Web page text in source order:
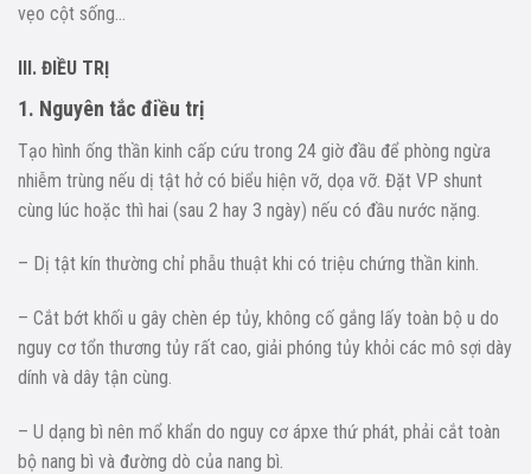
vẹo cột sống…
III. ĐIỀU TRỊ
1. Nguyên tắc điều trị
Tạo hình ống thần kinh cấp cứu trong 24 giờ đầu để phòng ngừa
nhiễm trùng nếu dị tật hở có biểu hiện vỡ, dọa vỡ. Đặt VP shunt
cùng lúc hoặc thì hai (sau 2 hay 3 ngày) nếu có đầu nước nặng.
– Dị tật kín thường chỉ phẫu thuật khi có triệu chứng thần kinh.
– Cắt bớt khối u gây chèn ép tủy, không cố gắng lấy toàn bộ u do
nguy cơ tổn thương tủy rất cao, giải phóng tủy khỏi các mô sợi dày
dính và dây tận cùng.
– U dạng bì nên mổ khẩn do nguy cơ ápxe thứ phát, phải cắt toàn
bộ nang bì và đường dò của nang bì.